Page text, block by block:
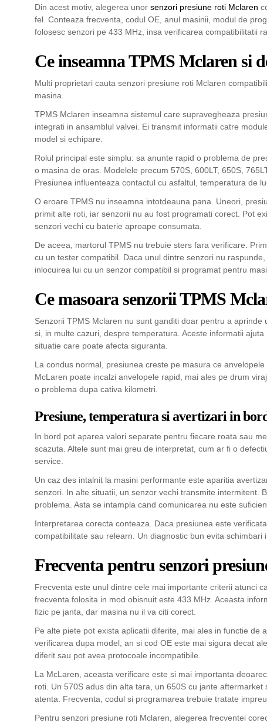
Din acest motiv, alegerea unor senzori presiune roti Mclaren
fel. Conteaza frecventa, codul OE, anul masinii, modul de
folosesc senzori pe 433 MHz, insa verificarea compatibilitatii
Ce inseamna TPMS Mclaren si
Multi proprietari cauta senzori presiune roti Mclaren
masina.
TPMS Mclaren inseamna sistemul care supravegheaza
integrati in ansamblul valvei. Ei transmit informatii catre
model si echipare.
Rolul principal este simplu: sa anunte rapid o problema de
o masina de oras. Modelele precum 570S, 600LT, 650S,
Presiunea influenteaza contactul cu asfaltul, temperatura de
O eroare TPMS nu inseamna intotdeauna pana. Uneori,
primit alte roti, iar senzorii nu au fost programati corect. Pot
senzori vechi cu baterie aproape consumata.
De aceea, martorul TPMS nu trebuie sters fara verificare.
cu un tester compatibil. Daca unul dintre senzori nu
inlocuirea lui cu un senzor compatibil si programat pentru
Ce masoara senzorii TPMS
Senzorii TPMS Mclaren nu sunt ganditi doar pentru a
si, in multe cazuri, despre temperatura. Aceste informatii
situatie care poate afecta siguranta.
La condus normal, presiunea creste pe masura ce
McLaren poate incalzi anvelopele rapid, mai ales pe drum
o problema dupa cativa kilometri.
Presiune, temperatura si avertizari in
In bord pot aparea valori separate pentru fiecare roata sau
scazuta. Altele sunt mai greu de interpretat, cum ar fi o
service.
Un caz des intalnit la masini performante este aparitia
senzori. In alte situatii, un senzor vechi transmite intermitent.
problema. Asta se intampla cand comunicarea nu este
Interpretarea corecta conteaza. Daca presiunea este
compatibilitate sau relearn. Un diagnostic bun evita
Frecventa pentru senzori
Frecventa este unul dintre cele mai importante criterii atunci
frecventa folosita in mod obisnuit este 433 MHz. Aceasta
fizic pe janta, dar masina nu il va citi corect.
Pe alte piete pot exista aplicatii diferite, mai ales in functie de
verificarea dupa model, an si cod OE este mai sigura decat
diferit sau pot avea protocoale incompatibile.
La McLaren, aceasta verificare este si mai importanta
roti. Un 570S adus din alta tara, un 650S cu jante
atenta. Frecventa, codul si programarea trebuie tratate
Pentru senzori presiune roti Mclaren, alegerea frecventei